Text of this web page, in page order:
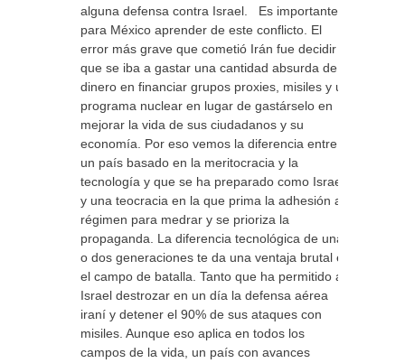
alguna defensa contra Israel. Es importante
para México aprender de este conflicto. El
error más grave que cometió Irán fue decidir
que se iba a gastar una cantidad absurda de
dinero en financiar grupos proxies, misiles y un
programa nuclear en lugar de gastárselo en
mejorar la vida de sus ciudadanos y su
economía. Por eso vemos la diferencia entre
un país basado en la meritocracia y la
tecnología y que se ha preparado como Israel
y una teocracia en la que prima la adhesión al
régimen para medrar y se prioriza la
propaganda. La diferencia tecnológica de una
o dos generaciones te da una ventaja brutal en
el campo de batalla. Tanto que ha permitido a
Israel destrozar en un día la defensa aérea
iraní y detener el 90% de sus ataques con
misiles. Aunque eso aplica en todos los
campos de la vida, un país con avances